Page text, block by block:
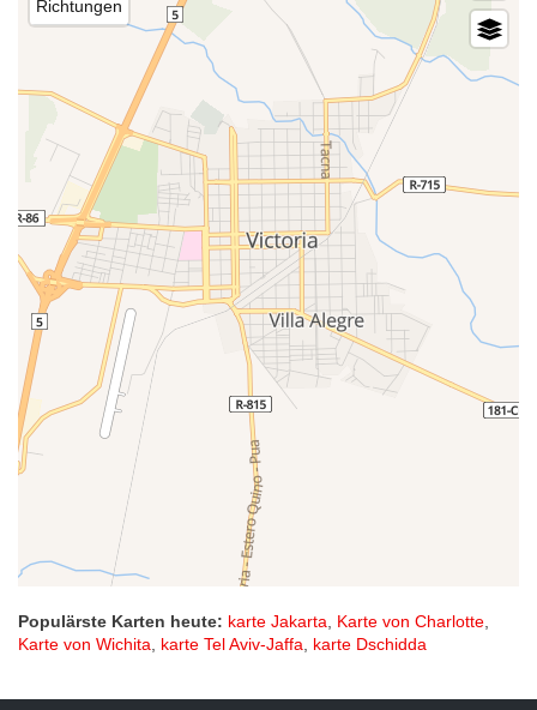
Richtungen
Populärste Karten heute: karte Jakarta, Karte von Charlotte,
Karte von Wichita, karte Tel Aviv-Jaffa, karte Dschidda